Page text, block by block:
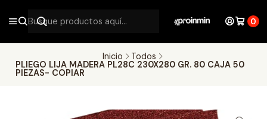
0
Inicio
Todos
PLIEGO LIJA MADERA PL28C 230X280 GR. 80 CAJA 50
PIEZAS- COPIAR